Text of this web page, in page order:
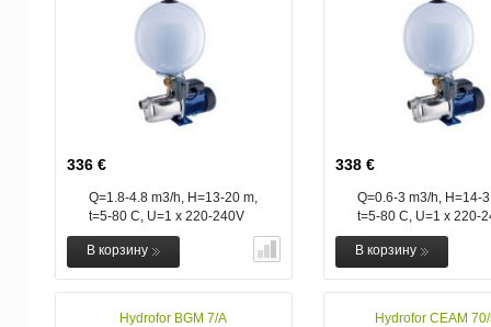
336 €
Q=1.8-4.8 m3/h, H=13-20 m,
t=5-80 C, U=1 x 220-240V
В корзину
338 €
Q=0.6-3 m3/h, H=14-
t=5-80 C, U=1 x 220-
В корзину
Hydrofor BGM 7/A Hydrofor CEAM